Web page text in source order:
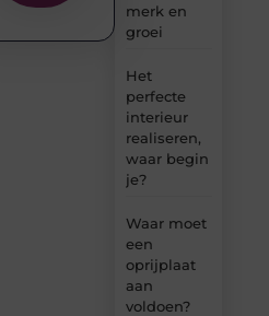
merk en
groei
Het
perfecte
interieur
realiseren,
waar begin
je?
Waar moet
een
oprijplaat
aan
voldoen?